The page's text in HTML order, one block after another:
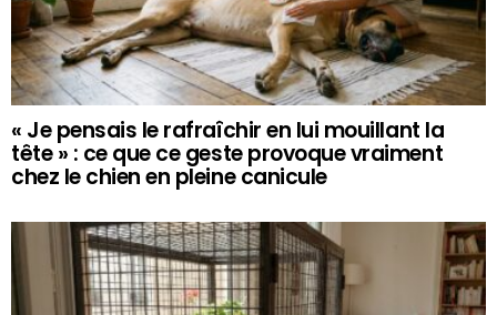
« Je pensais le rafraîchir en lui mouillant la
tête » : ce que ce geste provoque vraiment
chez le chien en pleine canicule